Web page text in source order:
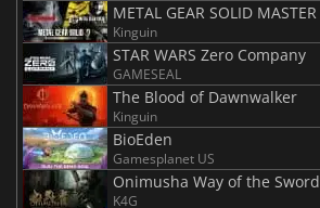
Kinguin
STAR WARS Zero Company
GAMESEAL
The Blood of Dawnwalker
Kinguin
BioEden
Gamesplanet US
Onimusha Way of the Sword
K4G